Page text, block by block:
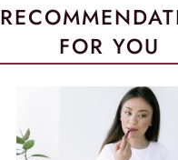
FOR YOU